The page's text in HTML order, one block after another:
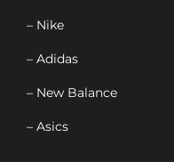
– Nike
– Adidas
– New Balance
– Asics